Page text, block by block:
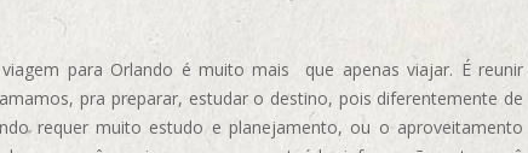
para Orlando é muito mais que apenas viajar. É reunir
pra preparar, estudar o destino, pois diferentemente de
requer muito estudo e planejamento, ou o aproveitamento